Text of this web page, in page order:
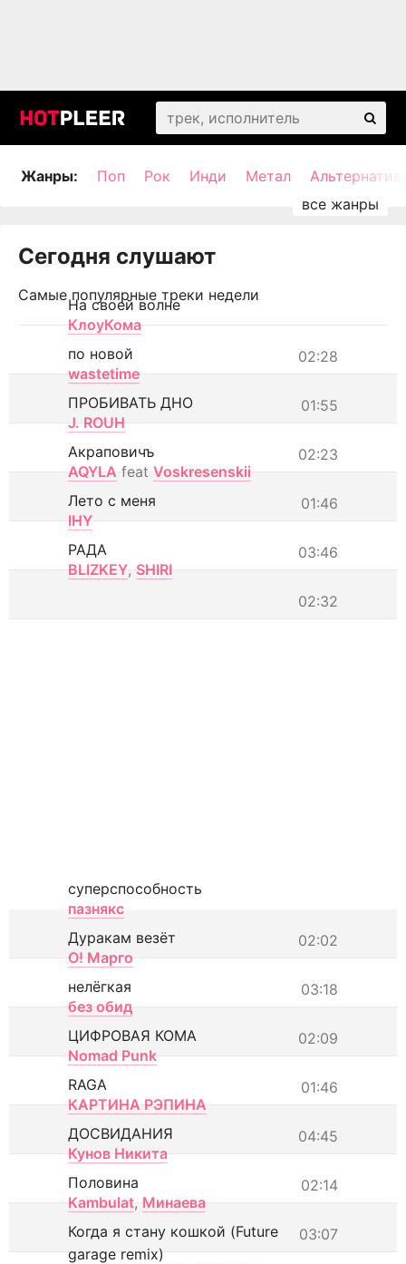
Жанры: Поп Рок Инди Метал
Сегодня слушают
Самые популярные треки недели
На своей волне
КлоуКома
02:28
по новой
wastetime
01:55
ПРОБИВАТЬ ДНО
J. ROUH
02:23
Акраповичъ
AQYLA feat Voskresenskii
01:46
Лето с меня
IHY
03:46
РАДА
BLIZKEY, SHIRI
02:32
суперспособность
пазнякс
02:02
Дуракам везёт
О! Марго
03:18
нелёгкая
без обид
02:09
ЦИФРОВАЯ КОМА
Nomad Punk
01:46
RAGA
КАРТИНА РЭПИНА
04:45
ДОСВИДАНИЯ
Кунов Никита
02:14
Половина
Kambulat, Минаева
03:07
Когда я стану кошкой (Future
garage remix)